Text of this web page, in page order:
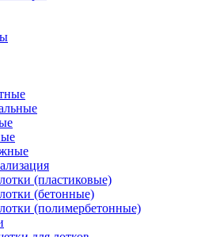
(пластиковые)
(бетонные)
(полимербетонные)